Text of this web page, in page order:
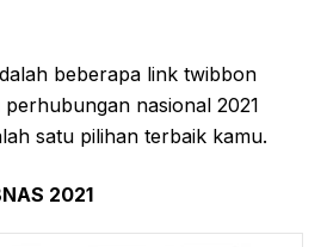
beberapa link twibbon
nasional 2021
satu pilihan terbaik kamu.
2021